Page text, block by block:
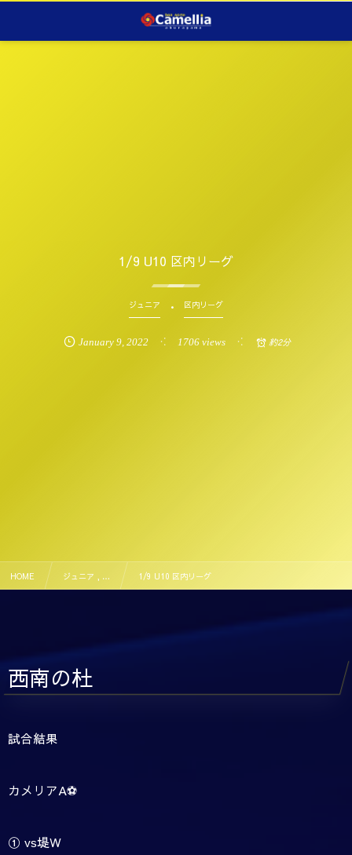
1/9 U10 区内リーグ
ジュニア 区内リーグ
January 9, 2022 1706 views 約2分
HOME ジュニア , … 1/9 U10 区内リーグ
西南の杜
試合結果
カメリアA⚽️
① vs堤W